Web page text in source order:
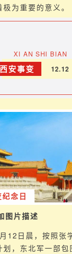
为重要的意义。
XI AN SHI BIAN
西安事变 12.12
念日
图片描述
12日晨，按照张
，东北军一部包